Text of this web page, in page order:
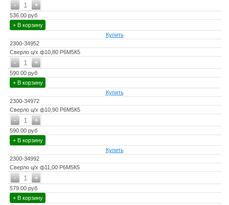
+
- 1
536.00 руб
+ В корзину
Купить
2300-34952
Сверло ц/х ф10,80 Р6М5К5
+
- 1
590.00 руб
+ В корзину
Купить
2300-34972
Сверло ц/х ф10,90 Р6М5К5
+
- 1
590.00 руб
+ В корзину
Купить
2300-34992
Сверло ц/х ф11,00 Р6М5К5
+
- 1
579.00 руб
+ В корзину